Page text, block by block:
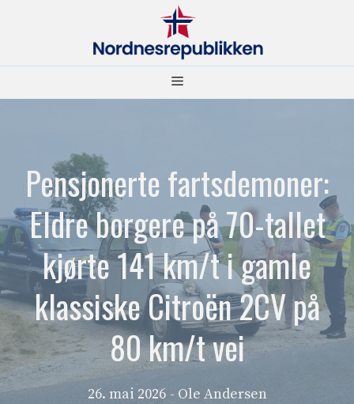
Meny
Pensjonerte fartsdemoner:
Eldre borgere på 70-tallet
kjørte 141 km/t i gamle
klassiske Citroën 2CV på
80 km/t vei
26. mai 2026 - Ole Andersen